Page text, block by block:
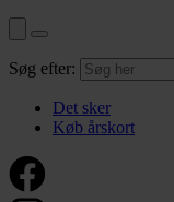
Søg efter:
Det sker
Køb årskort